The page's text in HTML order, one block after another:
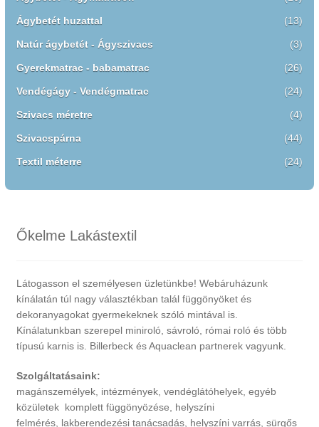
Ágybetét huzattal (13)
Natúr ágybetét - Ágyszivacs (3)
Gyerekmatrac - babamatrac (26)
Vendégágy - Vendégmatrac (24)
Szivacs méretre (4)
Szivacspárna (44)
Textil méterre (24)
Őkelme Lakástextil
Látogasson el személyesen üzletünkbe! Webáruházunk
kínálatán túl nagy választékban talál függönyöket és
dekoranyagokat gyermekeknek szóló mintával is.
Kínálatunkban szerepel miniroló, sávroló, római roló és több
típusú karnis is. Billerbeck és Aquaclean partnerek vagyunk.
Szolgáltatásaink:
magánszemélyek, intézmények, vendéglátóhelyek, egyéb
közületek komplett függönyözése, helyszíni
felmérés, lakberendezési tanácsadás, helyszíni varrás, sürgős